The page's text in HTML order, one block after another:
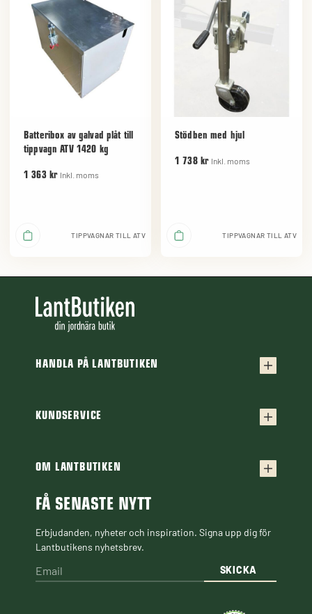
Batteribox av galvad plåt till
tippvagn ATV 1420 kg
1 363 kr Inkl. moms
TIPPVAGNAR TILL ATV
Stödben med hjul
1 738 kr Inkl. moms
TIPPVAGNAR TILL ATV
HANDLA PÅ LANTBUTIKEN
Frakt & leverans
Finansiering
Guider & Artiklar
Black Week
KUNDSERVICE
Frågor & svar
Cookiepolicy
OM LANTBUTIKEN
Om Lantbutiken
FÅ SENASTE NYTT
Erbjudanden, nyheter och inspiration. Signa upp dig för
Lantbutikens nyhetsbrev.
SKICKA